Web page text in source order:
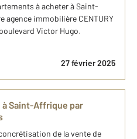
à acheter à Saint-
agence immobilière CENTURY
Victor Hugo.
27 février 2025
à Saint-Affrique par
de la vente de